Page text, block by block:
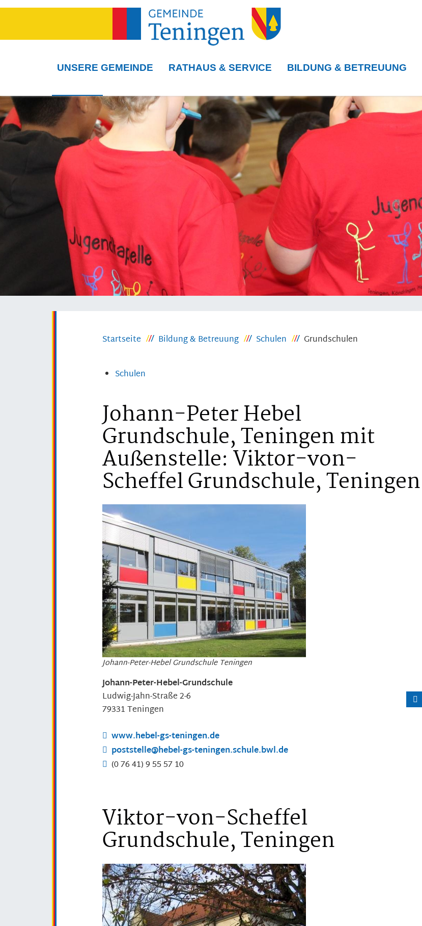
UNSERE GEMEINDE RATHAUS & SERVICE BILDUNG & BETREUUNG
Startseite Bildung & Betreuung Schulen Grundschulen
Schulen
Johann-Peter Hebel
Grundschule, Teningen mit
Außenstelle: Viktor-von-
Scheffel Grundschule, Teningen
Johann-Peter-Hebel Grundschule Teningen
Johann-Peter-Hebel-Grundschule
Ludwig-Jahn-Straße 2-6
79331Teningen
www.hebel-gs-teningen.de
poststelle@hebel-gs-teningen.schule.bwl.de
(07641) 9555710
Viktor-von-Scheffel
Grundschule, Teningen